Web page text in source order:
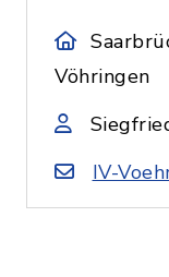
Vöhringen
IV-